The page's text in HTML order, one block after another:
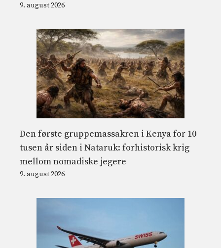
9. august 2026
Den første gruppemassakren i Kenya for 10
tusen år siden i Nataruk: forhistorisk krig
mellom nomadiske jegere
9. august 2026